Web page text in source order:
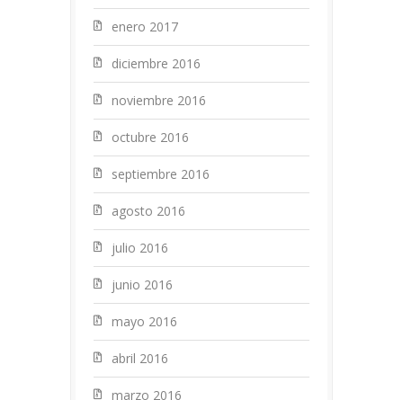
enero 2017
diciembre 2016
noviembre 2016
octubre 2016
septiembre 2016
agosto 2016
julio 2016
junio 2016
mayo 2016
abril 2016
marzo 2016